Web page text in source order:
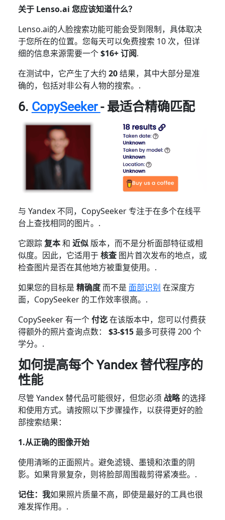
关于 Lenso.ai 您应该知道什么？
Lenso.ai的人脸搜索功能可能会受到限制，具体取决
于您所在的位置。您每天可以免费搜索 10 次，但详
细的信息来源需要一个$16+ 订阅.
在测试中，它产生了大约 20结果，其中大部分是准
确的，包括对非公有人物的搜索。.
6. CopySeeker- 最适合精确匹配
与 Yandex 不同，CopySeeker 专注于在多个在线平
台上查找相同的图片。.
它跟踪复本和 近似 版本，而不是分析面部特征或相
似度。因此，它适用于核查 图片首次发布的地点，或
检查图片是否在其他地方被重复使用。.
如果您的目标是 精确度而不是 面部识别 在深度方
面，CopySeeker 的工作效率很高。.
CopySeeker 有一个付讫在该版本中，您可以付费获
得额外的照片查询点数： $3-$15最多可获得 200 个
学分。.
如何提高每个 Yandex 替代程序的
性能
尽管 Yandex 替代品可能很好，但您必须 战略的选择
和使用方式。请按照以下步骤操作，以获得更好的脸
部搜索结果：
1.从正确的图像开始
使用清晰的正面照片。避免滤镜、墨镜和浓重的阴
影。如果背景复杂，则将脸部周围裁剪得紧凑些。.
记住：我如果照片质量不高，即使是最好的工具也很
难发挥作用。.